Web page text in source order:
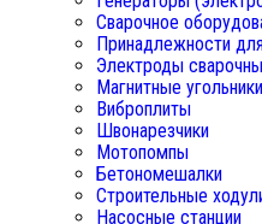
Сварочное
Принадлежности
Электроды
Магнитные угольники
Виброплиты
Швонарезчики
Мотопомпы
Бетономешалки
Строительные
Насосные станции